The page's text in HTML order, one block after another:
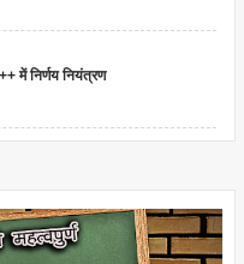
में निर्णय नियंत्रण